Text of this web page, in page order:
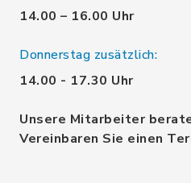
14.00 – 16.00 Uhr
Donnerstag zusätzlich:
14.00 - 17.30 Uhr
Unsere Mitarbeiter
Vereinbaren Sie einen